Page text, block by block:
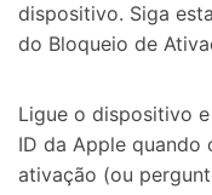
dispositivo. Siga
do Bloqueio de
Ligue o dispositivo
ID da Apple quando
ativação (ou